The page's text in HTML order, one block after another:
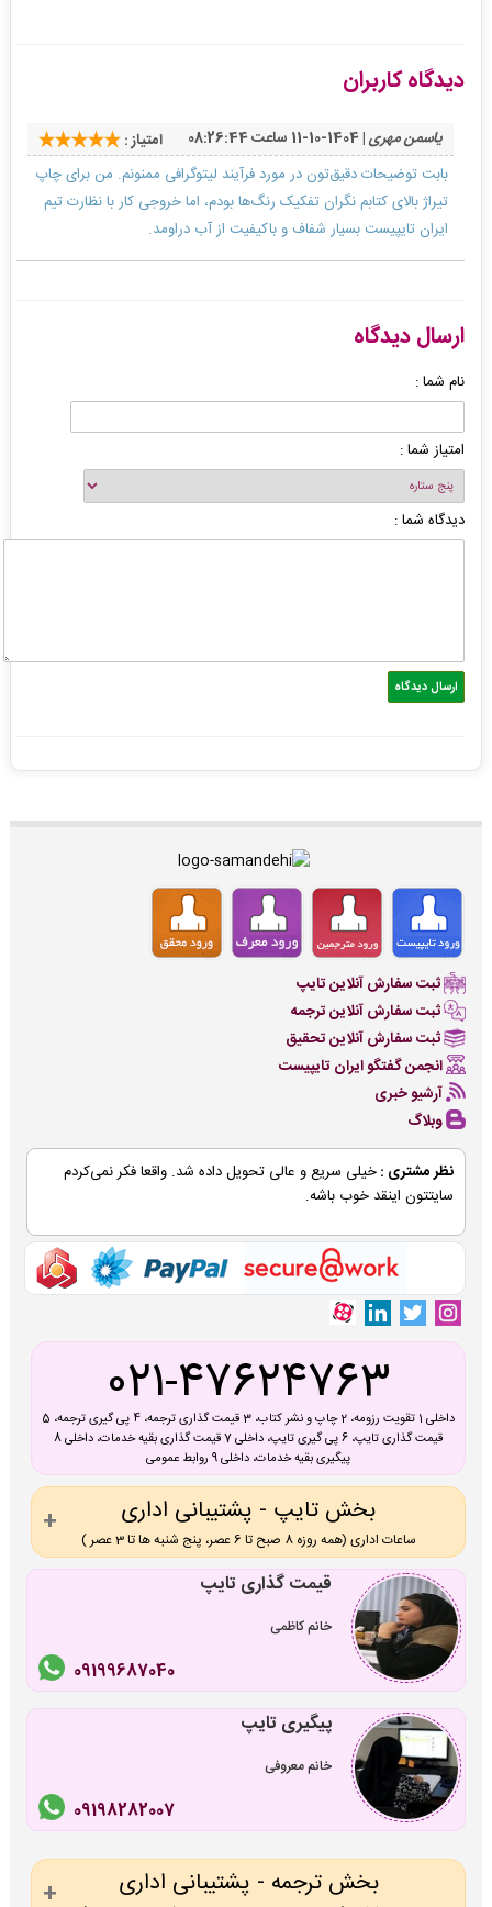
دیدگاه کاربران
یاسمن مهری| 1404-10-11 ساعت 08:26:44
امتیاز :
بابت توضیحات دقیق‌تون در مورد فرآیند لیتوگرافی ممنونم. من برای چاپ
تیراژ بالای کتابم نگران تفکیک رنگ‌ها بودم، اما خروجی کار با نظارت تیم
ایران تایپیست بسیار شفاف و باکیفیت از آب دراومد.
ارسال دیدگاه
نام شما :
امتیاز شما :
دیدگاه شما :
ثبت سفارش آنلاین تایپ
ثبت سفارش آنلاین ترجمه
ثبت سفارش آنلاین تحقیق
انجمن گفتگو ایران تایپیست
آرشیو خبری
وبلاگ
نظر مشتری :خیلی سریع و عالی تحویل داده شد. واقعا فکر نمی‌کردم
سایتتون اینقد خوب باشه.
021-47624763
داخلی 1 تقویت رزومه، 2 چاپ و نشر کتاب، 3 قیمت گذاری ترجمه، 4 پی گیری ترجمه، 5
قیمت گذاری تایپ، 6 پی گیری تایپ، داخلی 7 قیمت گذاری بقیه خدمات، داخلی 8
پیگیری بقیه خدمات، داخلی 9 روابط عمومی
بخش تایپ - پشتیبانی اداری
ساعات اداری (همه روزه 8 صبح تا 6 عصر، پنج شنبه ها تا 3 عصر )
قیمت گذاری تایپ
خانم کاظمی
09199687040
پیگیری تایپ
خانم معروفی
09198282007
بخش ترجمه - پشتیبانی اداری